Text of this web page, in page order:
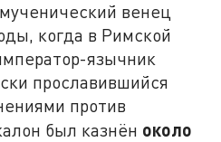
венец
когда в Римской
язычник
прославившийся
против
был казнён около